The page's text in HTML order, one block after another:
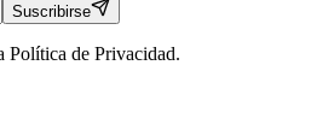
Suscribirse
Política de Privacidad.